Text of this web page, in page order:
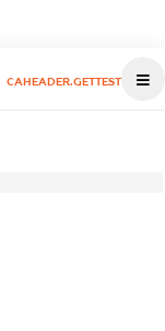
CAHEADER.GETTEST